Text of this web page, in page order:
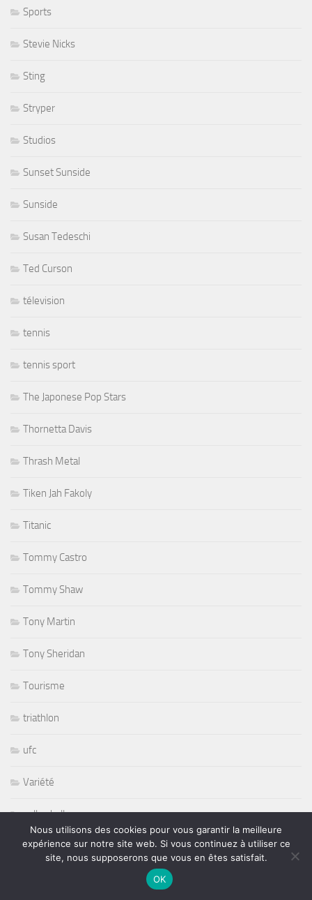
Sports
Stevie Nicks
Sting
Stryper
Studios
Sunset Sunside
Sunside
Susan Tedeschi
Ted Curson
télevision
tennis
tennis sport
The Japonese Pop Stars
Thornetta Davis
Thrash Metal
Tiken Jah Fakoly
Titanic
Tommy Castro
Tommy Shaw
Tony Martin
Tony Sheridan
Tourisme
triathlon
ufc
Variété
volley ball
Whisbone Ash
Nous utilisons des cookies pour vous garantir la meilleure
expérience sur notre site web. Si vous continuez à utiliser ce
site, nous supposerons que vous en êtes satisfait.
OK